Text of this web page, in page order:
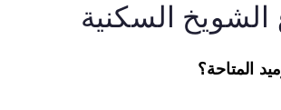
السكنية